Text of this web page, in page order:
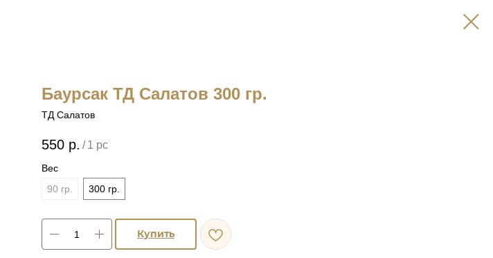
Баурсак ТД Салатов 300 гр.
ТД Салатов
550 р. / 1 pc
Вес
90 гр.
300 гр.
Купить